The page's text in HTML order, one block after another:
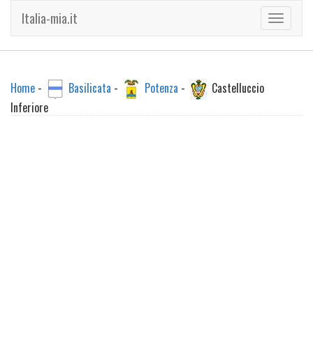
Toggle
Italia-mia.it
Home - Basilicata - Potenza -
Castelluccio
Inferiore